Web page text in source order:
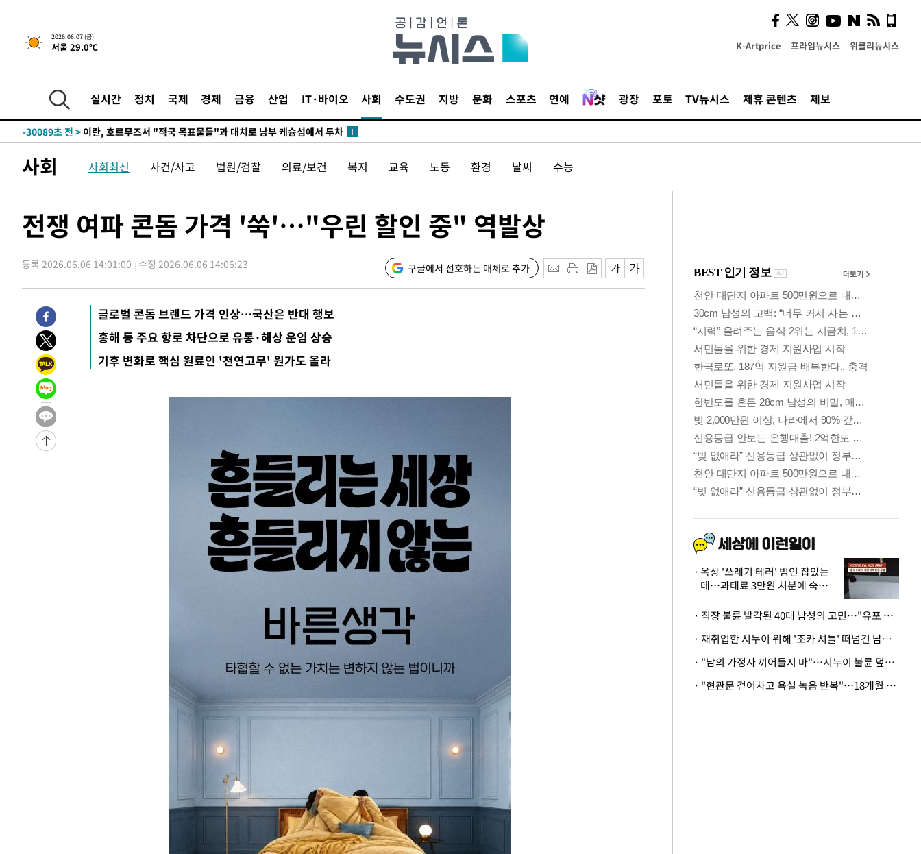
2026.08.07 (금)
서울 29.0℃ K-Artprice 프라임뉴시스 위클리뉴시스
실시간 정치 국제 경제 금융 산업 IT·바이오 사회 수도권 지방 문화 스포츠 연예 광장 포토 TV뉴시스 제휴 콘텐츠 제보
-24675초 전 >
-30089초 전 > 이란, 호르무즈서 "적국 목표물들"과 대치로 남부 케슘섬에서 두차
발효
-26955초 전 >
[속보]트럼프, 美 원정출산 금지 행정명령 서명
-24655초 전 >[속보] 뉴욕증시, 일제 하락 마감…나스닥 0.06%↓
례 큰 폭발음
-28824초 전 >[속보]美, 폴리실리콘 수입 규제…파생제품 15% 관세, 120일 후
-24675초 전 >[속보] 뉴욕증시, 일제 하락 마감…나스닥 0.06%↓
사회 사회최신 사건/사고 법원/검찰 의료/보건 복지 교육 노동 환경 날씨 수능
전쟁 여파 콘돔 가격 '쑥'…"우린 할인 중" 역발상
등록 2026.06.06 14:01:00 수정 2026.06.06 14:06:23 구글에서 선호하는 매체로 추가
글로벌 콘돔 브랜드 가격 인상…국산은 반대 행보
홍해 등 주요 항로 차단으로 유통·해상 운임 상승
기후 변화로 핵심 원료인 '천연고무' 원가도 올라
의견, 국토부·LH에 충실히
전달할 것"
옥상 '쓰레기 테러' 범인 잡았는
데…과태료 3만원 처분에 숙박업
· 직장 불륜 발각된 40대 남성의 고민…"유포 동료 명예훼손·협박죄 고소 가능할까"
· 재취업한 시누이 위해 '조카 셔틀' 떠넘긴 남편…아내 "난 못한다"
· "남의 가정사 끼어들지 마"…시누이 불륜 덮으려는 남편에 억울한 아내
· "현관문 걷어차고 욕설 녹음 반복"…18개월 아기 키우는 집 뒤흔든 '앞집의 비극'